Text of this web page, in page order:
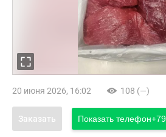
20 июня 2026, 16:02 108 (—)
Заказать Показать телефон